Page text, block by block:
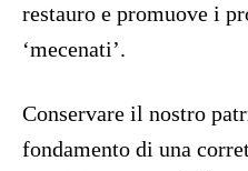
restauro e promuove i
‘mecenati’.
Conservare il nostro
fondamento di una